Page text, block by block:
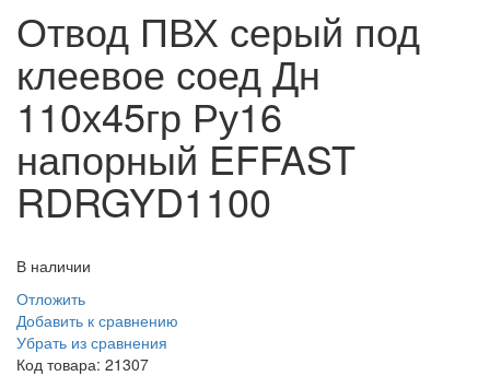
Отвод ПВХ серый под
клеевое соед Дн
110х45гр Ру16
напорный EFFAST
RDRGYD1100
В наличии
Отложить
Добавить к сравнению
Убрать из сравнения
Код товара: 21307